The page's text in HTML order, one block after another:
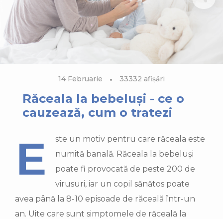
Răceala la bebeluși - ce o
cauzează, cum o tratezi
14 Februarie 33332 afișări
Este un motiv pentru care răceala este
numită banală. Răceala la bebeluși
poate fi provocată de peste 200 de
virusuri, iar un copil sănătos poate
avea până la 8-10 episoade de răceală într-un
an. Uite care sunt simptomele de răceală la